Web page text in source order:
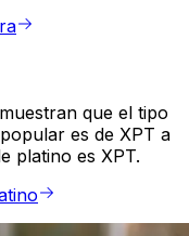
que el tipo
es de XPT a
platino es XPT.